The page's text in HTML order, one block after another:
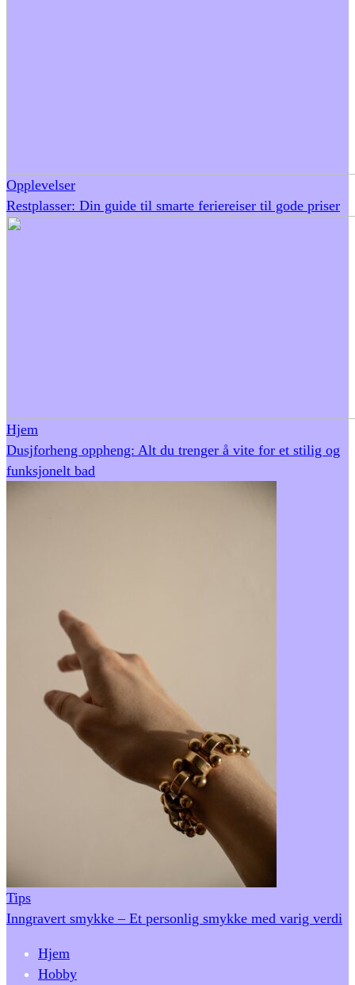
Opplevelser
Restplasser: Din guide til smarte feriereiser til gode priser
Hjem
Dusjforheng oppheng: Alt du trenger å vite for et stilig og
funksjonelt bad
Tips
Inngravert smykke – Et personlig smykke med varig verdi
Hjem
Hobby